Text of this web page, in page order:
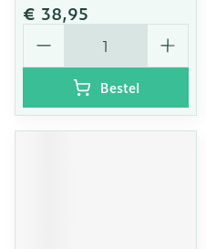
€ 38,95
Aantal
Bestel